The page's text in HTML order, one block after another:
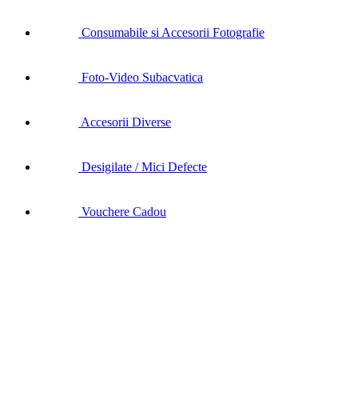
Consumabile si Accesorii Fotografie
Foto-Video Subacvatica
Accesorii Diverse
Desigilate / Mici Defecte
Vouchere Cadou